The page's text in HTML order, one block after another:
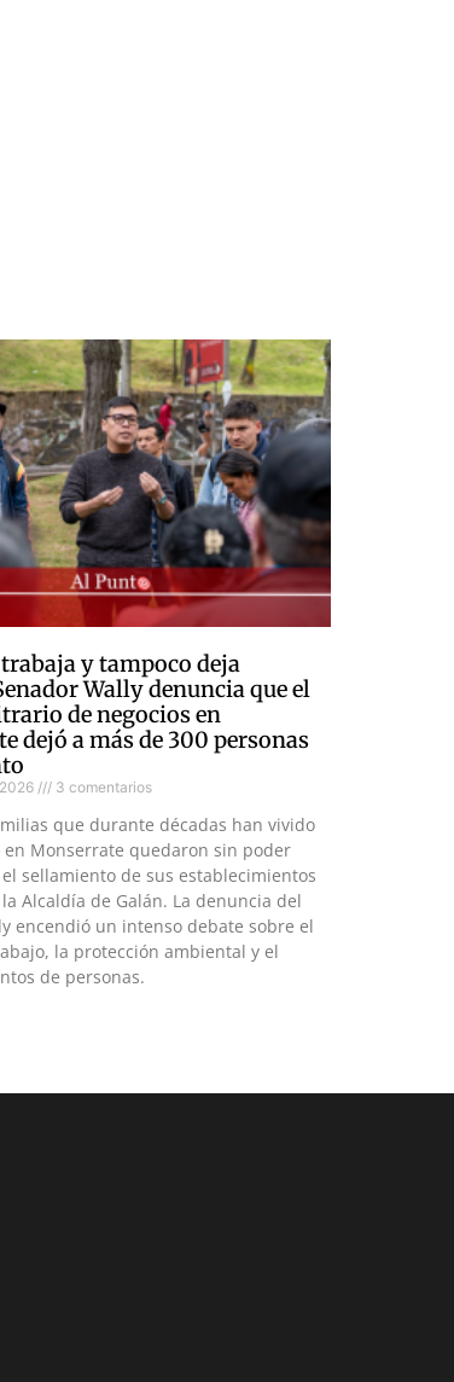
trabaja y tampoco deja
Wally denuncia que el
de negocios en
dejó a más de 300 personas
3 comentarios
que durante décadas han vivido
en Monserrate quedaron sin poder
sellamiento de sus establecimientos
Alcaldía de Galán. La denuncia del
encendió un intenso debate sobre el
la protección ambiental y el
de personas.